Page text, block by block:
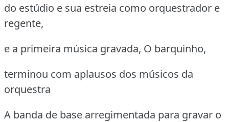
do estúdio e sua estreia como orquestrador e
regente,
e a primeira música gravada, O barquinho,
terminou com aplausos dos músicos da
orquestra
A banda de base arregimentada para gravar o